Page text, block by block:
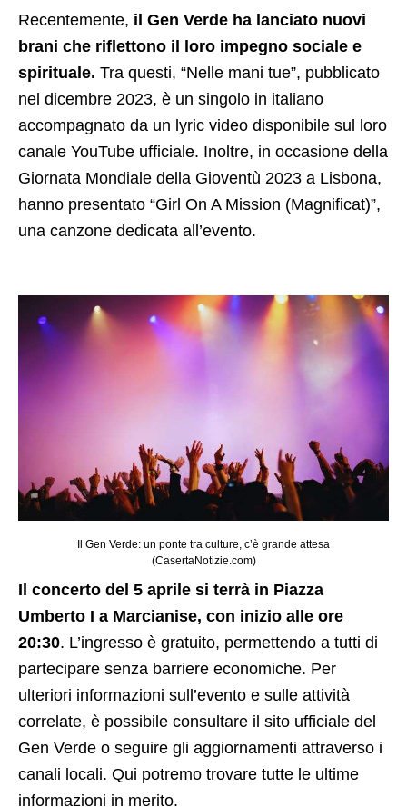
Recentemente, il Gen Verde ha lanciato nuovi
brani che riflettono il loro impegno sociale e
spirituale. Tra questi, “Nelle mani tue”, pubblicato
nel dicembre 2023, è un singolo in italiano
accompagnato da un lyric video disponibile sul loro
canale YouTube ufficiale. Inoltre, in occasione della
Giornata Mondiale della Gioventù 2023 a Lisbona,
hanno presentato “Girl On A Mission (Magnificat)”,
una canzone dedicata all’evento. ​
Il Gen Verde: un ponte tra culture, c’è grande attesa
(CasertaNotizie.com)
Il concerto del 5 aprile si terrà in Piazza
Umberto I a Marcianise, con inizio alle ore
20:30. L’ingresso è gratuito, permettendo a tutti di
partecipare senza barriere economiche. Per
ulteriori informazioni sull’evento e sulle attività
correlate, è possibile consultare il sito ufficiale del
Gen Verde o seguire gli aggiornamenti attraverso i
canali locali. Qui potremo trovare tutte le ultime
informazioni in merito.